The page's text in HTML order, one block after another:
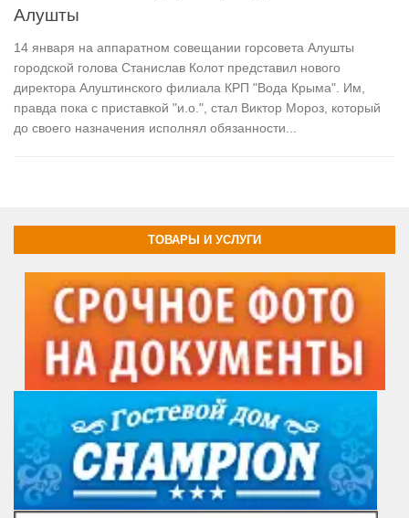
Алушты
14 января на аппаратном совещании горсовета Алушты
городской голова Станислав Колот представил нового
директора Алуштинского филиала КРП "Вода Крыма". Им,
правда пока с приставкой "и.о.", стал Виктор Мороз, который
до своего назначения исполнял обязанности...
ТОВАРЫ И УСЛУГИ